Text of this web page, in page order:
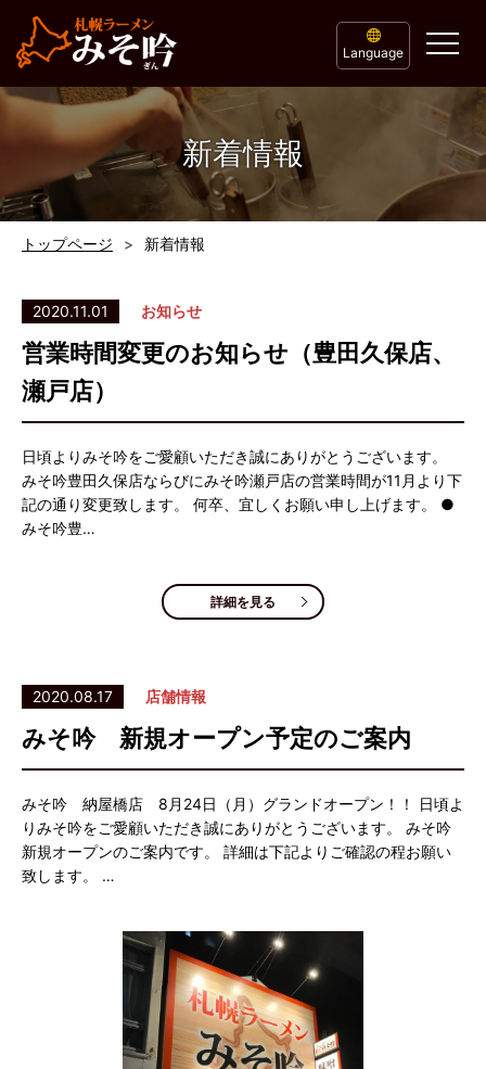
Language
新着情報
トップページ 新着情報
2020.11.01 お知らせ
営業時間変更のお知らせ（豊田久保店、
瀬戸店）
日頃よりみそ吟をご愛顧いただき誠にありがとうございます。
みそ吟豊田久保店ならびにみそ吟瀬戸店の営業時間が11月より下
記の通り変更致します。 何卒、宜しくお願い申し上げます。 ●
みそ吟豊…
詳細を見る
2020.08.17 店舗情報
みそ吟 新規オープン予定のご案内
みそ吟 納屋橋店 8月24日（月）グランドオープン！！ 日頃よ
りみそ吟をご愛顧いただき誠にありがとうございます。 みそ吟
新規オープンのご案内です。 詳細は下記よりご確認の程お願い
致します。 …